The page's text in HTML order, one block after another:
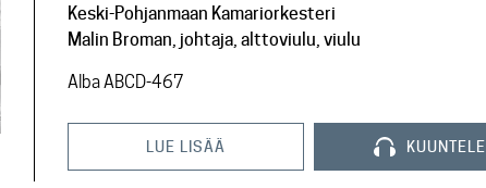
Keski-Pohjanmaan Kamariorkesteri
Malin Broman, johtaja, alttoviulu, viulu
Alba ABCD-467
LUE LISÄÄ KUUNTELE